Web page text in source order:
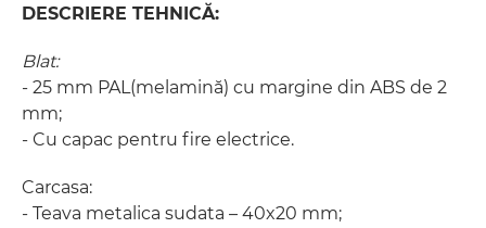
DESCRIERE TEHNICĂ:
Blat:
- 25 mm PAL(melamină) cu margine din ABS de 2
mm;
- Cu capac pentru fire electrice.
Carcasa:
- Teava metalica sudata – 40x20 mm;